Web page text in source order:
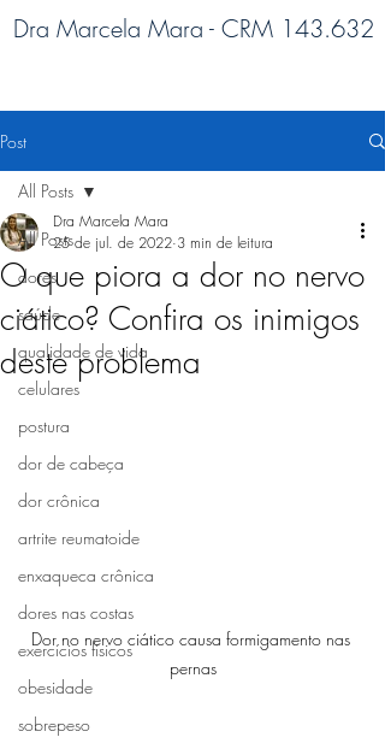
Dra Marcela Mara - CRM 143.632
Post
All Posts
dores
saúde
qualidade de vida
celulares
postura
dor de cabeça
dor crônica
artrite reumatoide
enxaqueca crônica
dores nas costas
exercícios físicos
obesidade
sobrepeso
All Posts
O que piora a dor no nervo
ciático? Confira os inimigos
deste problema
Dra Marcela Mara
25 de jul. de 2022 3 min de leitura
Dor no nervo ciático causa formigamento nas
pernas